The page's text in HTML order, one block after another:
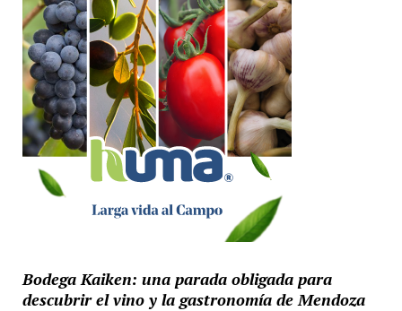
Bodega Kaiken: una parada obligada para
descubrir el vino y la gastronomía de Mendoza